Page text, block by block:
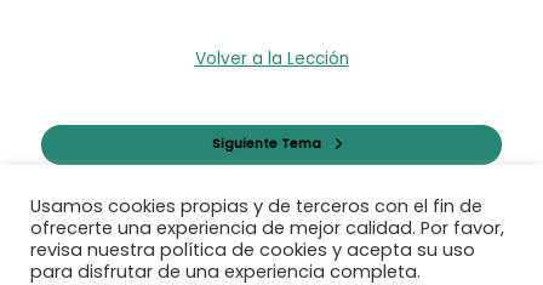
Anterior Tema
Volver a la Lección
Siguiente Tema
Usamos cookies propias y de terceros con el fin de
ofrecerte una experiencia de mejor calidad. Por favor,
revisa nuestra política de cookies y acepta su uso
para disfrutar de una experiencia completa.